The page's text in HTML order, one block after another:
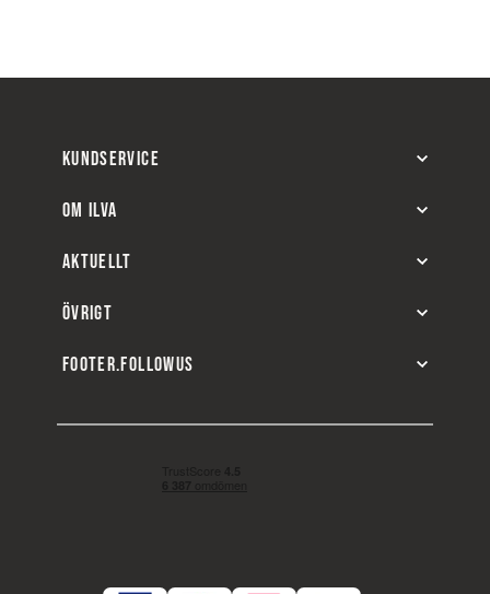
KUNDSERVICE
OM ILVA
AKTUELLT
ÖVRIGT
FOOTER.FOLLOWUS